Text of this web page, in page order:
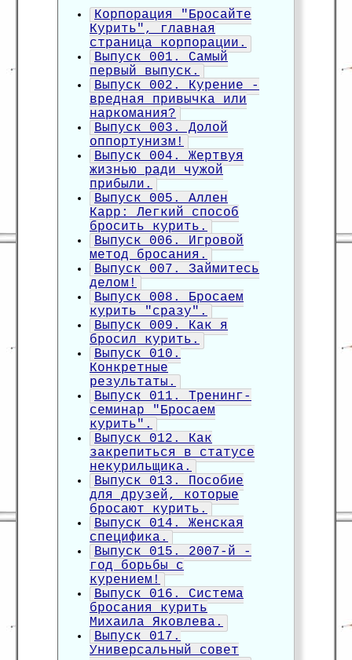
Корпорация "Бросайте
Курить", главная
страница корпорации.
Выпуск 001. Самый
первый выпуск.
Выпуск 002. Курение -
вредная привычка или
наркомания?
Выпуск 003. Долой
оппортунизм!
Выпуск 004. Жертвуя
жизнью ради чужой
прибыли.
Выпуск 005. Аллен
Карр: Легкий способ
бросить курить.
Выпуск 006. Игровой
метод бросания.
Выпуск 007. Займитесь
делом!
Выпуск 008. Бросаем
курить "сразу".
Выпуск 009. Как я
бросил курить.
Выпуск 010.
Конкретные
результаты.
Выпуск 011. Тренинг-
семинар "Бросаем
курить".
Выпуск 012. Как
закрепиться в статусе
некурильщика.
Выпуск 013. Пособие
для друзей, которые
бросают курить.
Выпуск 014. Женская
специфика.
Выпуск 015. 2007-й -
год борьбы с
курением!
Выпуск 016. Система
бросания курить
Михаила Яковлева.
Выпуск 017.
Универсальный совет